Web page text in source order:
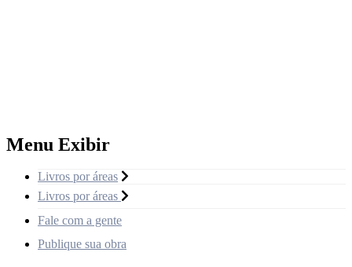
Menu Exibir
Livros por áreas
Livros por áreas
Fale com a gente
Publique sua obra